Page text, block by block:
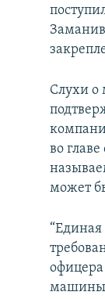
Слухи о
во
может
машины,